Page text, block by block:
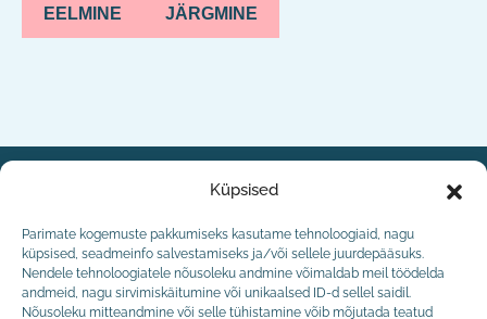
Küpsised
Parimate kogemuste pakkumiseks kasutame tehnoloogiaid, nagu
küpsised, seadmeinfo salvestamiseks ja/või sellele juurdepääsuks.
Nendele tehnoloogiatele nõusoleku andmine võimaldab meil töödelda
andmeid, nagu sirvimiskäitumine või unikaalsed ID-d sellel saidil.
Nõusoleku mitteandmine või selle tühistamine võib mõjutada teatud
EELMINE JÄRGMINE
Registrikood: 11456884
KMKR nr. EE101222460